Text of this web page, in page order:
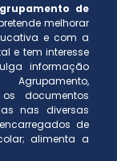
de
melhorar
e com a
e tem interesse
informação
documentos
nas diversas
de
alimenta a